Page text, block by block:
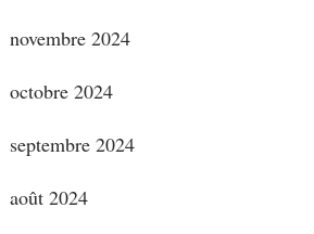
novembre 2024
octobre 2024
septembre 2024
août 2024